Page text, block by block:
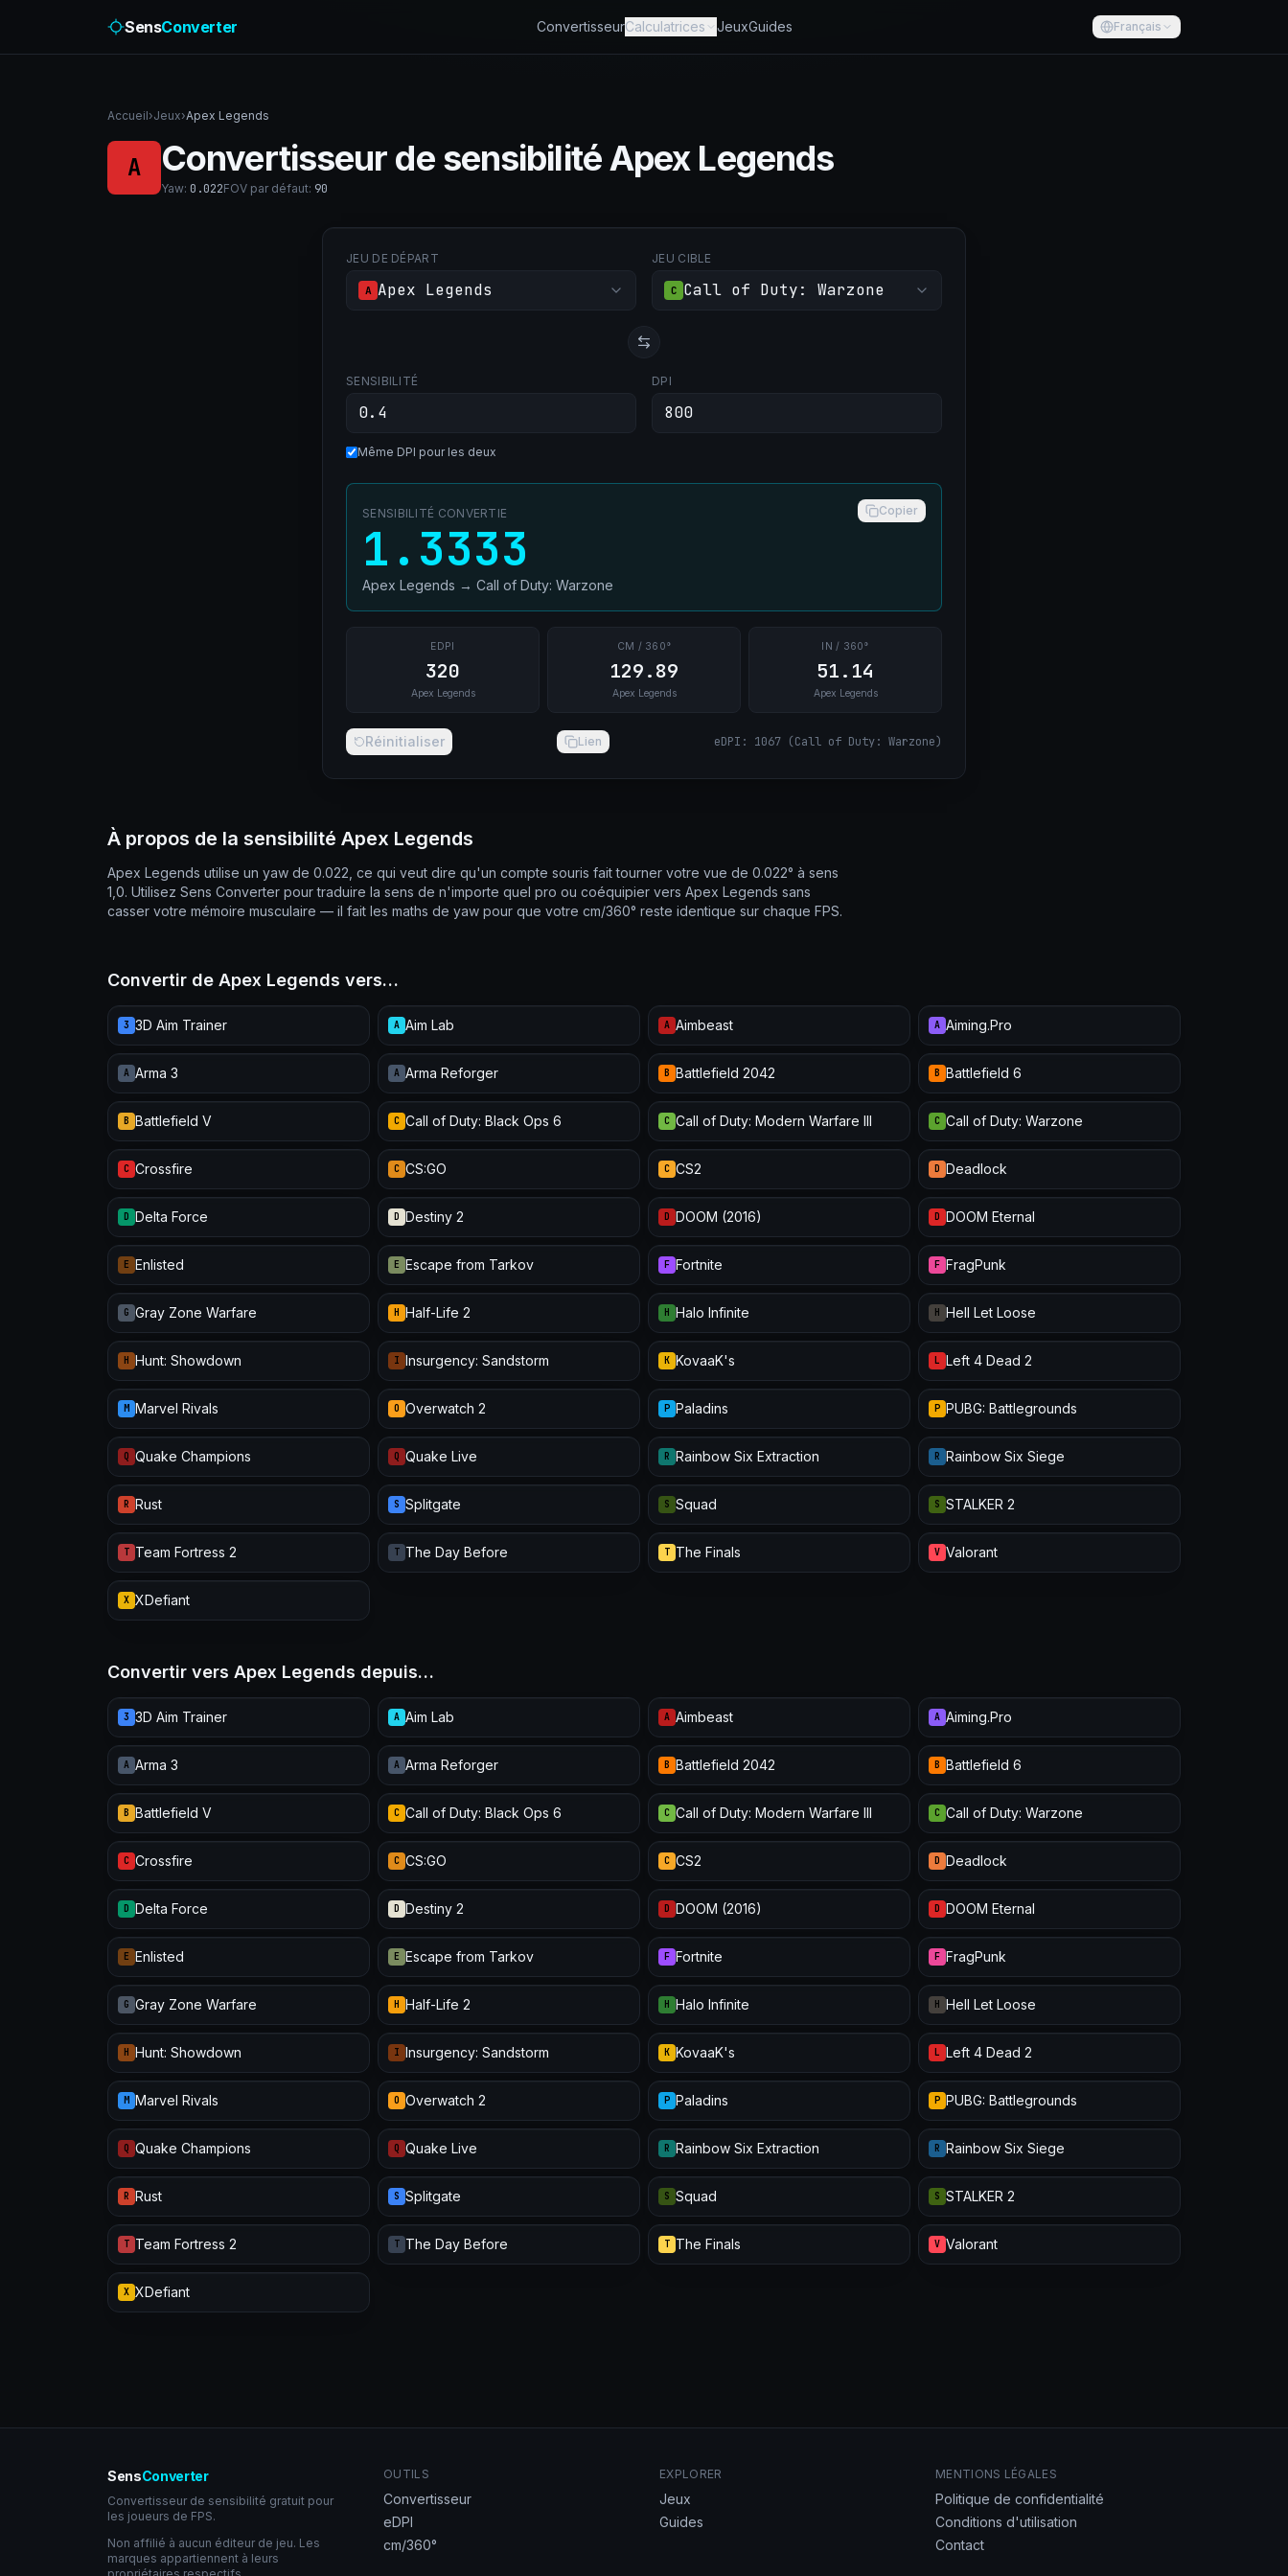
SensConverter ConvertisseurCalculatrices JeuxGuides Français
Accueil›Jeux›Apex Legends
A Convertisseur de sensibilité Apex Legends
Yaw: 0.022FOV par défaut: 90
JEU DE DÉPART
A Apex Legends
JEU CIBLE
C Call of Duty: Warzone
SENSIBILITÉ DPI
Même DPI pour les deux
SENSIBILITÉ CONVERTIE Copier
1.3333
Apex Legends → Call of Duty: Warzone
EDPI
320
Apex Legends
CM / 360°
129.89
Apex Legends
IN / 360°
51.14
Apex Legends
Réinitialiser Lien eDPI : 1067 (Call of Duty: Warzone)
À propos de la sensibilité Apex Legends
Apex Legends utilise un yaw de 0.022, ce qui veut dire qu'un compte souris fait tourner votre vue de 0.022° à sens
1,0. Utilisez Sens Converter pour traduire la sens de n'importe quel pro ou coéquipier vers Apex Legends sans
casser votre mémoire musculaire — il fait les maths de yaw pour que votre cm/360° reste identique sur chaque FPS.
Convertir de Apex Legends vers…
3 3D Aim Trainer A Aim Lab A Aimbeast A Aiming.Pro
A Arma 3 A Arma Reforger B Battlefield 2042 B Battlefield 6
B Battlefield V C Call of Duty: Black Ops 6 C Call of Duty: Modern Warfare III C Call of Duty: Warzone
C Crossfire C CS:GO C CS2 D Deadlock
D Delta Force D Destiny 2 D DOOM (2016) D DOOM Eternal
E Enlisted E Escape from Tarkov F Fortnite F FragPunk
G Gray Zone Warfare H Half-Life 2 H Halo Infinite H Hell Let Loose
H Hunt: Showdown I Insurgency: Sandstorm K KovaaK's L Left 4 Dead 2
M Marvel Rivals O Overwatch 2 P Paladins P PUBG: Battlegrounds
Q Quake Champions Q Quake Live R Rainbow Six Extraction R Rainbow Six Siege
R Rust S Splitgate S Squad S STALKER 2
T Team Fortress 2 T The Day Before T The Finals V Valorant
X XDefiant
Convertir vers Apex Legends depuis…
3 3D Aim Trainer A Aim Lab A Aimbeast A Aiming.Pro
A Arma 3 A Arma Reforger B Battlefield 2042 B Battlefield 6
B Battlefield V C Call of Duty: Black Ops 6 C Call of Duty: Modern Warfare III C Call of Duty: Warzone
C Crossfire C CS:GO C CS2 D Deadlock
D Delta Force D Destiny 2 D DOOM (2016) D DOOM Eternal
E Enlisted E Escape from Tarkov F Fortnite F FragPunk
G Gray Zone Warfare H Half-Life 2 H Halo Infinite H Hell Let Loose
H Hunt: Showdown I Insurgency: Sandstorm K KovaaK's L Left 4 Dead 2
M Marvel Rivals O Overwatch 2 P Paladins P PUBG: Battlegrounds
Q Quake Champions Q Quake Live R Rainbow Six Extraction R Rainbow Six Siege
R Rust S Splitgate S Squad S STALKER 2
T Team Fortress 2 T The Day Before T The Finals V Valorant
X XDefiant
SensConverter
Convertisseur de sensibilité gratuit pour
les joueurs de FPS.
Non affilié à aucun éditeur de jeu. Les
marques appartiennent à leurs
OUTILS
Convertisseur
eDPI
cm/360°
EXPLORER
Jeux
Guides
MENTIONS LÉGALES
Politique de confidentialité
Conditions d'utilisation
Contact